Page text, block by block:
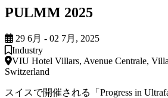
PULMM 2025
29 6月 - 02 7月, 2025
Industry
VIU Hotel Villars, Avenue Centrale,
Switzerland
スイスで開催される「Progress in